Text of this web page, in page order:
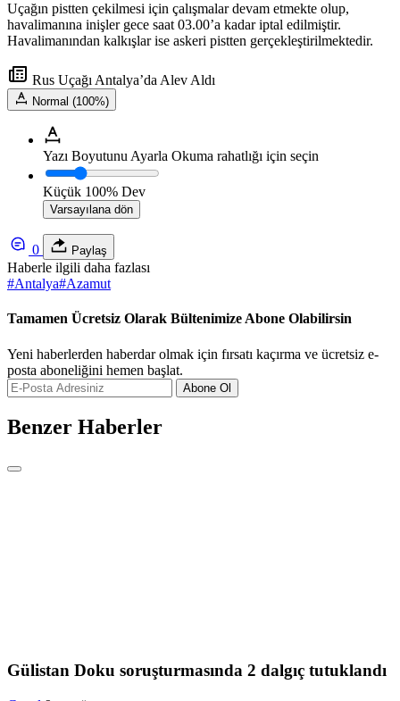
Uçağın pistten çekilmesi için çalışmalar devam etmekte olup,
havalimanına inişler gece saat 03.00’a kadar iptal edilmiştir.
Havalimanından kalkışlar ise askeri pistten gerçekleştirilmektedir.
Rus Uçağı Antalya’da Alev Aldı
Normal (100%)
Yazı Boyutunu Ayarla Okuma rahatlığı için seçin
Küçük 100% Dev
Varsayılana dön
0 Paylaş
Haberle ilgili daha fazlası
#Antalya#Azamut
Tamamen Ücretsiz Olarak Bültenimize Abone Olabilirsin
Yeni haberlerden haberdar olmak için fırsatı kaçırma ve ücretsiz e-
posta aboneliğini hemen başlat.
Abone Ol
Benzer Haberler
Gülistan Doku soruşturmasında 2 dalgıç tutuklandı